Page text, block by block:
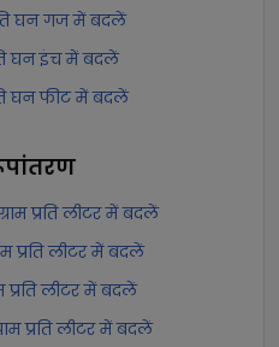
घन गज में बदलें
घन इंच में बदलें
घन फीट में बदलें
प्रति लीटर में बदलें
प्रति लीटर में बदलें
प्रति लीटर में बदलें
प्रति लीटर में बदलें